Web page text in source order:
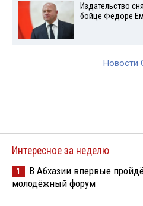
Издательство
бойце Федоре
Новости
Интересное за неделю
1
В Абхазии впервые
молодёжный форум